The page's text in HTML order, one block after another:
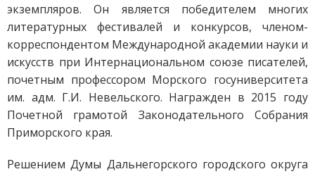
экземпляров. Он является победителем многих
литературных фестивалей и конкурсов, членом-
корреспондентом Международной академии науки и
искусств при Интернациональном союзе писателей,
почетным профессором Морского госуниверситета
им. адм. Г.И. Невельского. Награжден в 2015 году
Почетной грамотой Законодательного Собрания
Приморского края.
Решением Думы Дальнегорского городского округа